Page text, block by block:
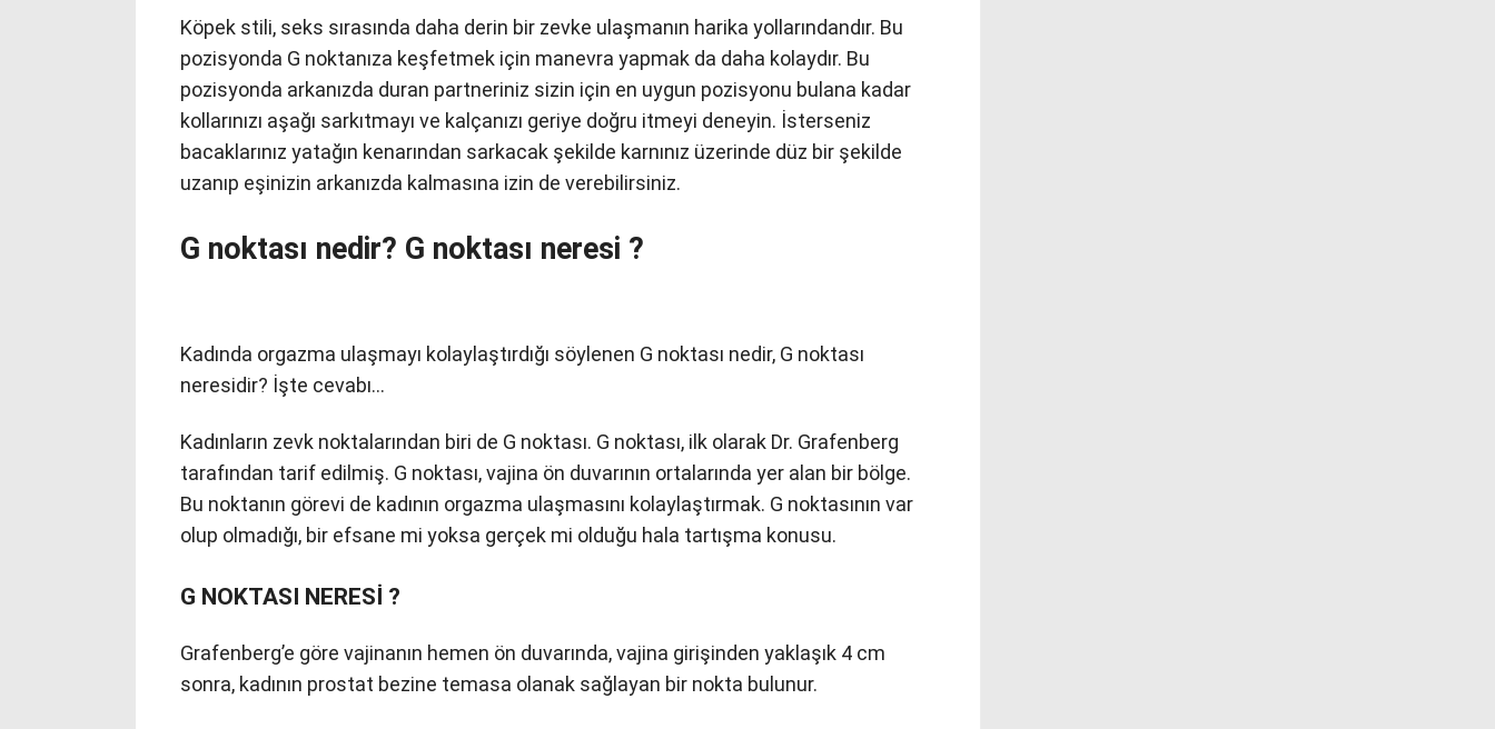
Köpek stili, seks sırasında daha derin bir zevke ulaşmanın harika yollarındandır. Bu
pozisyonda G noktanıza keşfetmek için manevra yapmak da daha kolaydır. Bu
pozisyonda arkanızda duran partneriniz sizin için en uygun pozisyonu bulana kadar
kollarınızı aşağı sarkıtmayı ve kalçanızı geriye doğru itmeyi deneyin. İsterseniz
bacaklarınız yatağın kenarından sarkacak şekilde karnınız üzerinde düz bir şekilde
uzanıp eşinizin arkanızda kalmasına izin de verebilirsiniz.
G noktası nedir? G noktası neresi ?
Kadında orgazma ulaşmayı kolaylaştırdığı söylenen G noktası nedir, G noktası
neresidir? İşte cevabı…
Kadınların zevk noktalarından biri de G noktası. G noktası, ilk olarak Dr. Grafenberg
tarafından tarif edilmiş. G noktası, vajina ön duvarının ortalarında yer alan bir bölge.
Bu noktanın görevi de kadının orgazma ulaşmasını kolaylaştırmak. G noktasının var
olup olmadığı, bir efsane mi yoksa gerçek mi olduğu hala tartışma konusu.
G NOKTASI NERESİ ?
Grafenberg’e göre vajinanın hemen ön duvarında, vajina girişinden yaklaşık 4 cm
sonra, kadının prostat bezine temasa olanak sağlayan bir nokta bulunur.